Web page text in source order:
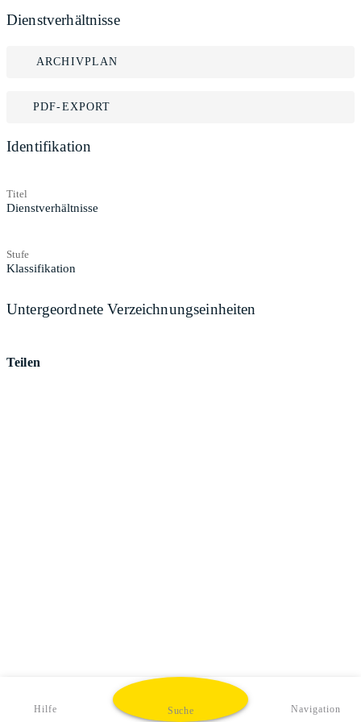
Dienstverhältnisse
ARCHIVPLAN
PDF-EXPORT
Identifikation
Titel
Dienstverhältnisse
Stufe
Klassifikation
Untergeordnete Verzeichnungseinheiten
Teilen
Hilfe Suche Navigation